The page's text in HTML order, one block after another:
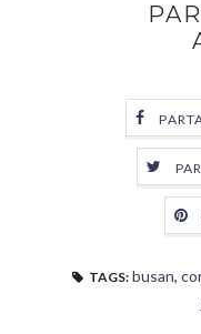
TAGS: busan,